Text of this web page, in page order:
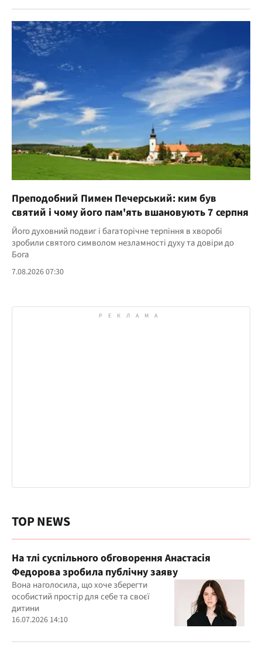
Преподобний Пимен Печерський: ким був
святий і чому його пам'ять вшановують 7 серпня
Його духовний подвиг і багаторічне терпіння в хворобі
зробили святого символом незламності духу та довіри до
Бога
7.08.2026 07:30
TOP NEWS
На тлі суспільного обговорення Анастасія
Федорова зробила публічну заяву
Вона наголосила, що хоче зберегти
особистий простір для себе та своєї
дитини
16.07.2026 14:10